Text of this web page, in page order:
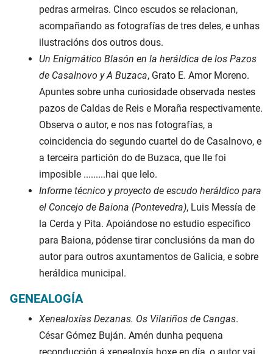
pedras armeiras. Cinco escudos se relacionan,
acompañando as fotografías de tres deles, e unhas
ilustracións dos outros dous.
Un Enigmático Blasón en la heráldica de los Pazos
de Casalnovo y A Buzaca, Grato E. Amor Moreno.
Apuntes sobre unha curiosidade observada nestes
pazos de Caldas de Reis e Moraña respectivamente.
Observa o autor, e nos nas fotografías, a
coincidencia do segundo cuartel do de Casalnovo, e
a terceira partición do de Buzaca, que lle foi
imposible .........hai que lelo.
Informe técnico y proyecto de escudo heráldico para
el Concejo de Baiona (Pontevedra), Luis Messía de
la Cerda y Pita. Apoiándose no estudio específico
para Baiona, pódense tirar conclusións da man do
autor para outros axuntamentos de Galicia, e sobre
heráldica municipal.
GENEALOGÍA
Xenealoxías Dezanas. Os Vilariños de Cangas.
César Gómez Buján. Amén dunha pequena